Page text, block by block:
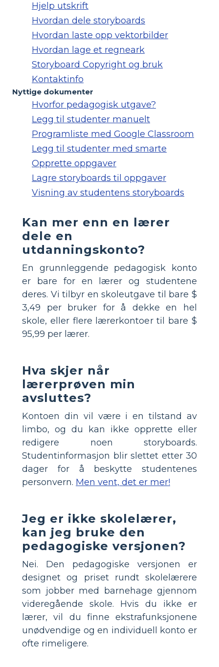
Hjelp utskrift
Hvordan dele storyboards
Hvordan laste opp vektorbilder
Hvordan lage et regneark
Storyboard Copyright og bruk
Kontaktinfo
Nyttige dokumenter
Hvorfor pedagogisk utgave?
Legg til studenter manuelt
Programliste med Google Classroom
Legg til studenter med smarte
Opprette oppgaver
Lagre storyboards til oppgaver
Visning av studentens storyboards
Kan mer enn en lærer
dele en
utdanningskonto?
En grunnleggende pedagogisk konto
er bare for en lærer og studentene
deres. Vi tilbyr en skoleutgave til bare $
3,49 per bruker for å dekke en hel
skole, eller flere lærerkontoer til bare $
95,99 per lærer.
Hva skjer når
lærerprøven min
avsluttes?
Kontoen din vil være i en tilstand av
limbo, og du kan ikke opprette eller
redigere noen storyboards.
Studentinformasjon blir slettet etter 30
dager for å beskytte studentenes
personvern. Men vent, det er mer!
Jeg er ikke skolelærer,
kan jeg bruke den
pedagogiske versjonen?
Nei. Den pedagogiske versjonen er
designet og priset rundt skolelærere
som jobber med barnehage gjennom
videregående skole. Hvis du ikke er
lærer, vil du finne ekstrafunksjonene
unødvendige og en individuell konto er
ofte rimeligere.